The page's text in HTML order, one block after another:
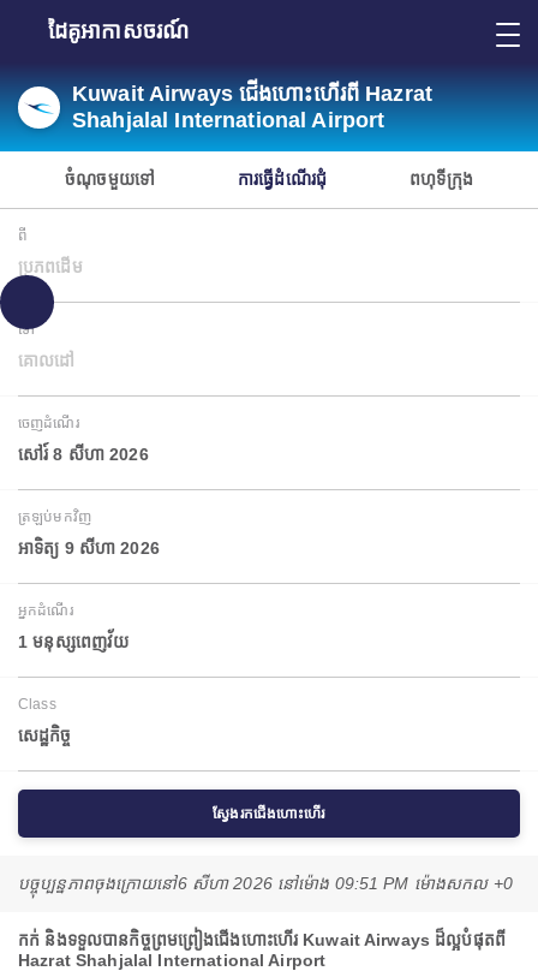
ដៃគូអាកាសចរណ៍
Kuwait Airways ជើងហោះហើរពី Hazrat
Shahjalal International Airport
ចំណុចមួយទៅ ការធ្វើដំណើរជុំ ពហុទីក្រុង
ពី
ប្រភពដើម
ទៅ
គោលដៅ
ចេញដំណើរ
សៅរ៍ 8 សីហា 2026
ត្រឡប់មកវិញ
អាទិត្យ 9 សីហា 2026
អ្នកដំណើរ
1 មនុស្សពេញវ័យ
Class
សេដ្ឋកិច្ច
ស្វែងរកជើងហោះហើរ
បច្ចុប្បន្នភាពចុងក្រោយនៅ6 សីហា 2026 នៅ​ម៉ោង 09:51 PM ម៉ោង​សកល +0
កក់ និងទទួលបានកិច្ចព្រមព្រៀងជើងហោះហើរ Kuwait Airways ដ៏ល្អបំផុតពី
Hazrat Shahjalal International Airport